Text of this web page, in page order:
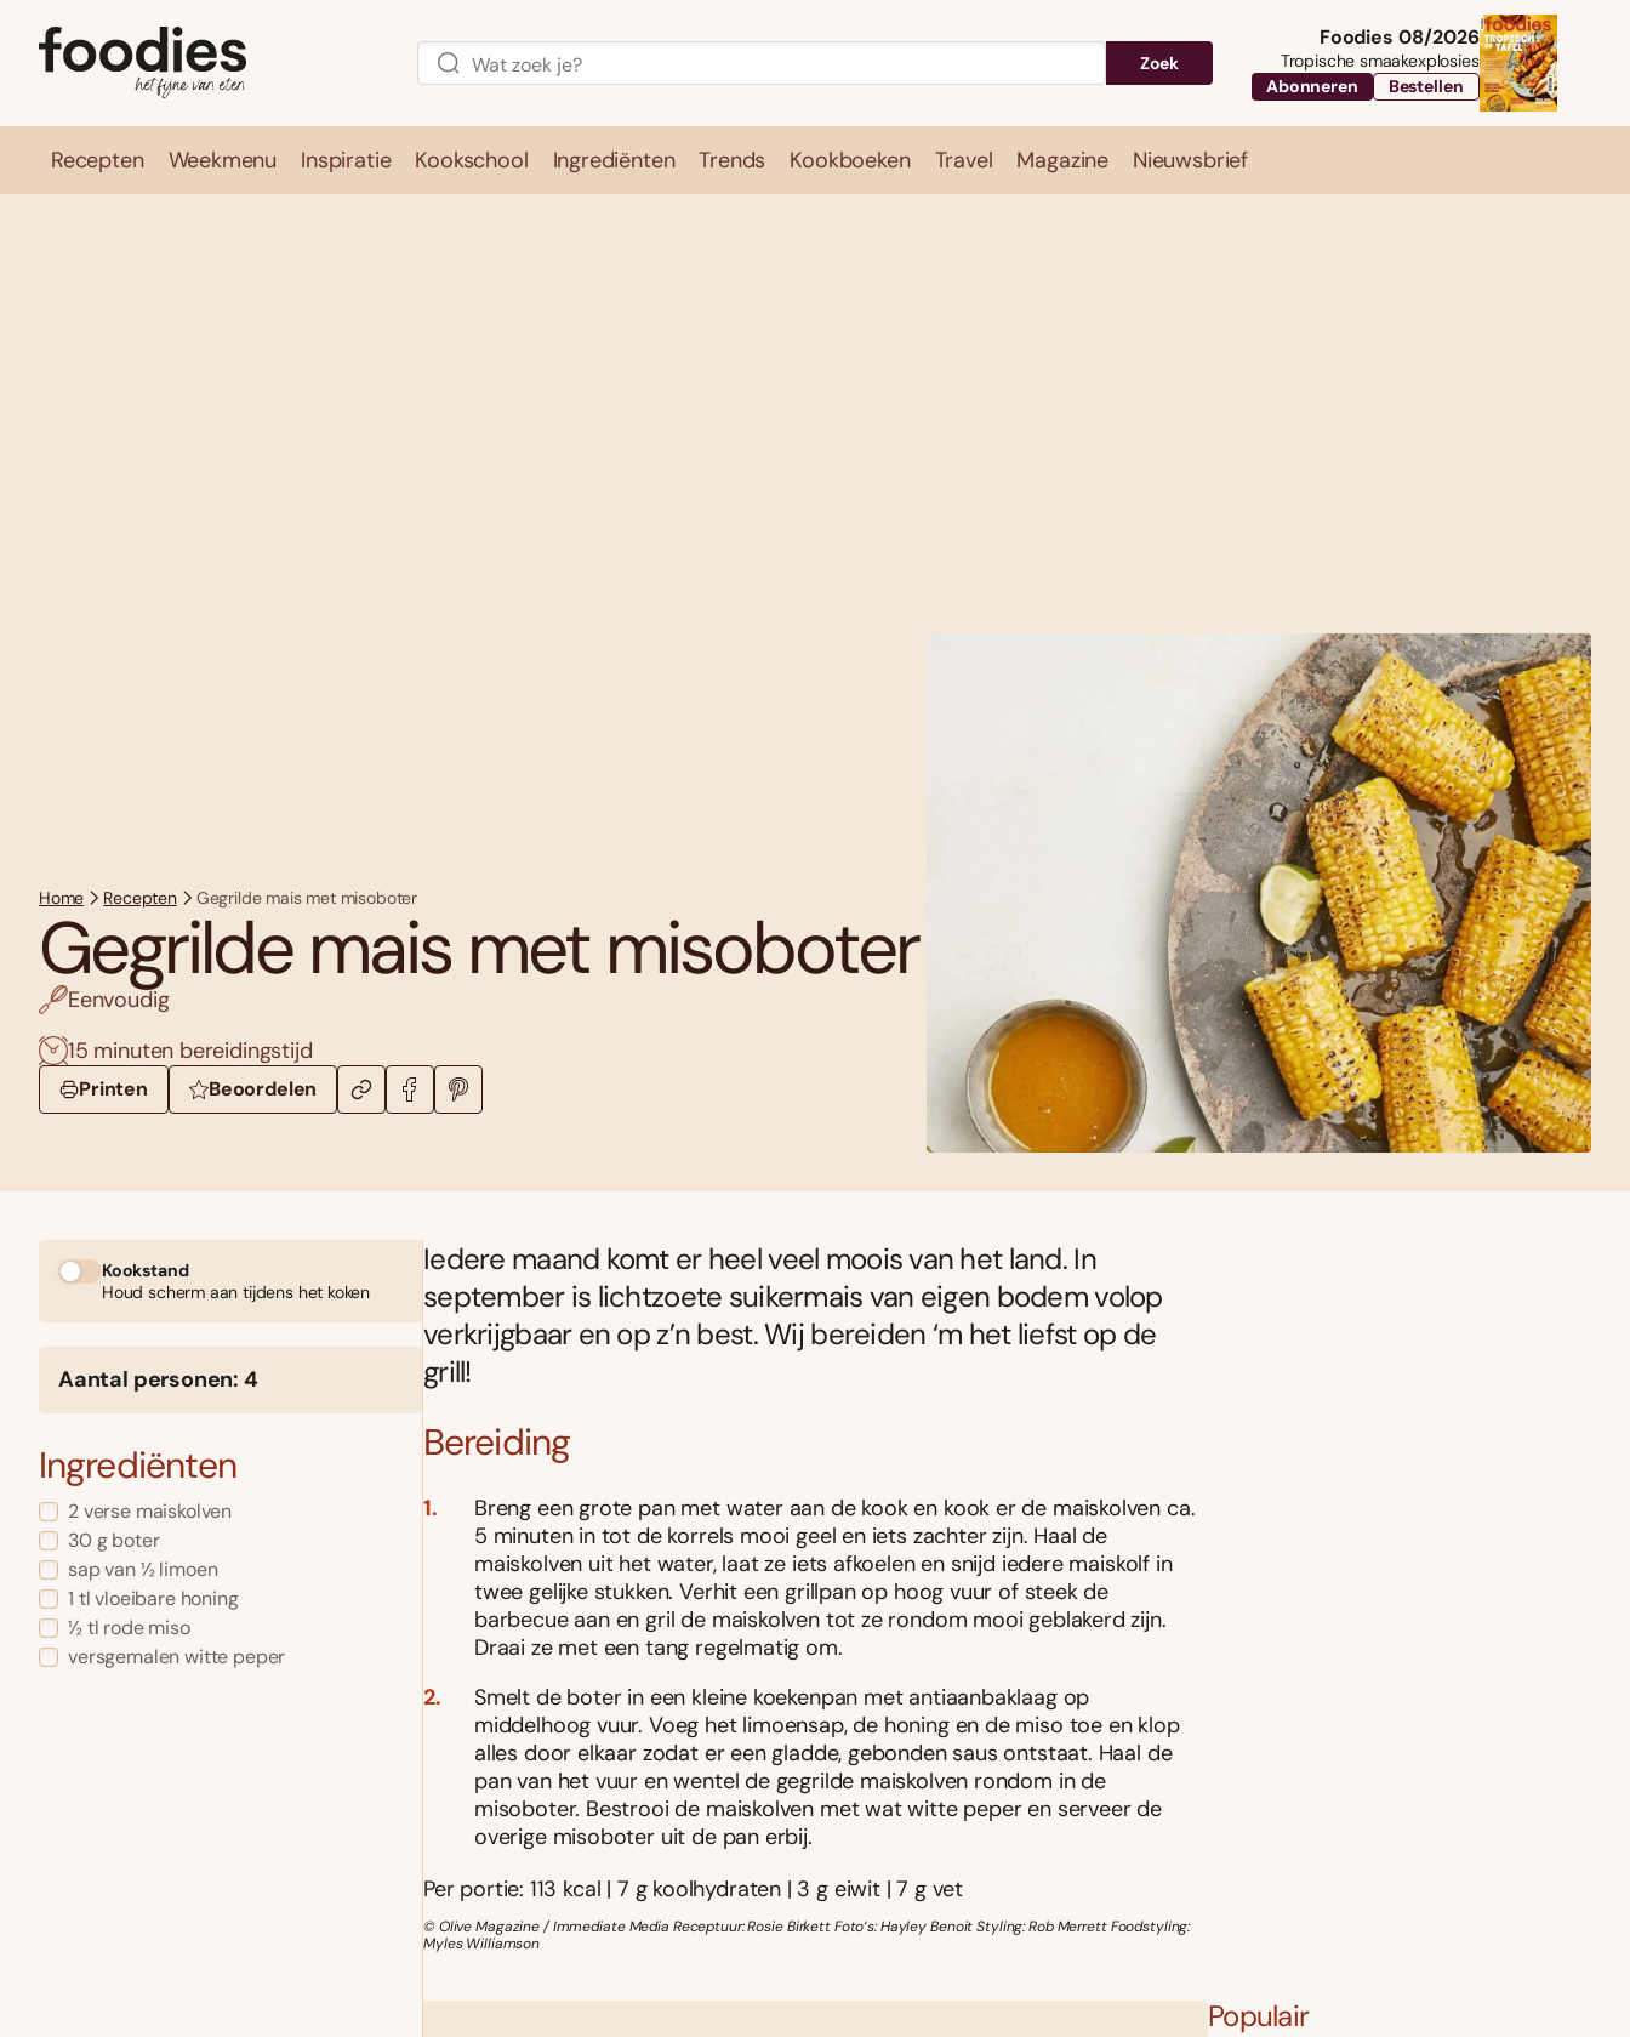
Zoek
Foodies 08/2026
Tropische smaakexplosies
Abonneren
Bestellen
Recepten Weekmenu Inspiratie Kookschool Ingrediënten Trends Kookboeken Travel Magazine Nieuwsbrief
Home Recepten Gegrilde mais met misoboter
Gegrilde mais met misoboter
Eenvoudig
15 minuten bereidingstijd
Printen Beoordelen
Kookstand
Houd scherm aan tijdens het koken
Aantal personen: 4
Ingrediënten
2 verse maiskolven
30 g boter
sap van ½ limoen
1 tl vloeibare honing
½ tl rode miso
versgemalen witte peper
Iedere maand komt er heel veel moois van het land. In
september is lichtzoete suikermais van eigen bodem volop
verkrijgbaar en op z’n best. Wij bereiden ‘m het liefst op de
grill!
Bereiding
Breng een grote pan met water aan de kook en kook er de maiskolven ca.
5 minuten in tot de korrels mooi geel en iets zachter zijn. Haal de
maiskolven uit het water, laat ze iets afkoelen en snijd iedere maiskolf in
twee gelijke stukken. Verhit een grillpan op hoog vuur of steek de
barbecue aan en gril de maiskolven tot ze rondom mooi geblakerd zijn.
Draai ze met een tang regelmatig om.
Smelt de boter in een kleine koekenpan met antiaanbaklaag op
middelhoog vuur. Voeg het limoensap, de honing en de miso toe en klop
alles door elkaar zodat er een gladde, gebonden saus ontstaat. Haal de
pan van het vuur en wentel de gegrilde maiskolven rondom in de
misoboter. Bestrooi de maiskolven met wat witte peper en serveer de
overige misoboter uit de pan erbij.
Per portie: 113 kcal | 7 g koolhydraten | 3 g eiwit | 7 g vet
© Olive Magazine / Immediate Media Receptuur: Rosie Birkett Foto’s: Hayley Benoit Styling: Rob Merrett Foodstyling:
Myles Williamson
Populair